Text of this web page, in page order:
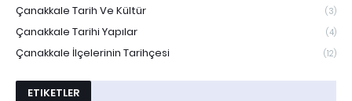
Çanakkale Tarih Ve Kültür (3)
Çanakkale Tarihi Yapılar (4)
Çanakkale İlçelerinin Tarihçesi (12)
ETIKETLER